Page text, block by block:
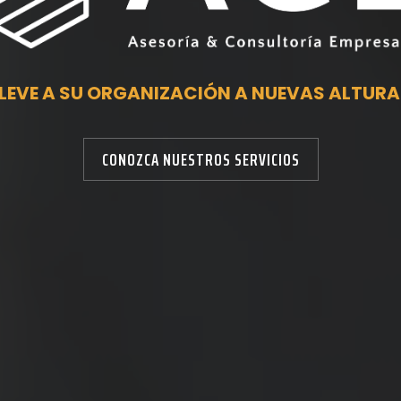
A SU ORGANIZACIÓN A NUEVAS
CONOZCA NUESTROS SERVICIOS